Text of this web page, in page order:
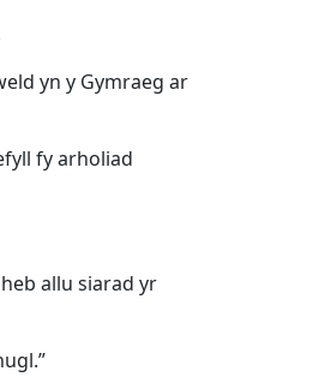
yn y Gymraeg ar
fy arholiad
allu siarad yr